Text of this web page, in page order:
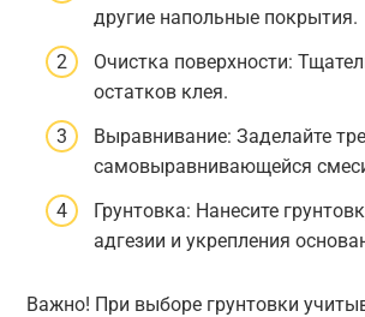
другие напольные покрытия.
Очистка поверхности:
остатков клея.
Выравнивание: Заделайте
самовыравнивающейся
Грунтовка: Нанесите
адгезии и укрепления
Важно! При выборе грунтовки